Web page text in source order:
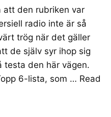
att den rubriken var
radio inte är så
trög när det gäller
de själv syr ihop sig
testa den här vägen.
6-lista, som … Read